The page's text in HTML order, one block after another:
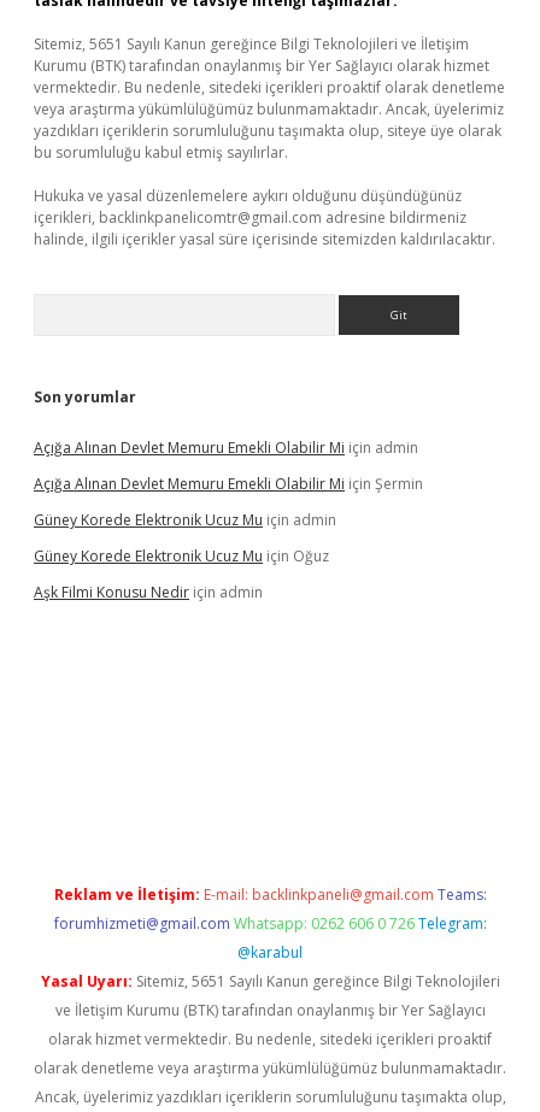
Sitemiz, 5651 Sayılı Kanun gereğince Bilgi Teknolojileri ve İletişim
Kurumu (BTK) tarafından onaylanmış bir Yer Sağlayıcı olarak hizmet
vermektedir. Bu nedenle, sitedeki içerikleri proaktif olarak denetleme
veya araştırma yükümlülüğümüz bulunmamaktadır. Ancak, üyelerimiz
yazdıkları içeriklerin sorumluluğunu taşımakta olup, siteye üye olarak
bu sorumluluğu kabul etmiş sayılırlar.
Hukuka ve yasal düzenlemelere aykırı olduğunu düşündüğünüz
içerikleri, backlinkpanelicomtr@gmail.com adresine bildirmeniz
halinde, ilgili içerikler yasal süre içerisinde sitemizden kaldırılacaktır.
Son yorumlar
Açığa Alınan Devlet Memuru Emekli Olabilir Mi için admin
Açığa Alınan Devlet Memuru Emekli Olabilir Mi için Şermin
Güney Korede Elektronik Ucuz Mu için admin
Güney Korede Elektronik Ucuz Mu için Oğuz
Aşk Filmi Konusu Nedir için admin
Reklam ve İletişim: E-mail: backlinkpaneli@gmail.com Teams:
forumhizmeti@gmail.com Whatsapp: 0262 606 0 726 Telegram:
@karabul
Yasal Uyarı: Sitemiz, 5651 Sayılı Kanun gereğince Bilgi Teknolojileri
ve İletişim Kurumu (BTK) tarafından onaylanmış bir Yer Sağlayıcı
olarak hizmet vermektedir. Bu nedenle, sitedeki içerikleri proaktif
olarak denetleme veya araştırma yükümlülüğümüz bulunmamaktadır.
Ancak, üyelerimiz yazdıkları içeriklerin sorumluluğunu taşımakta olup,